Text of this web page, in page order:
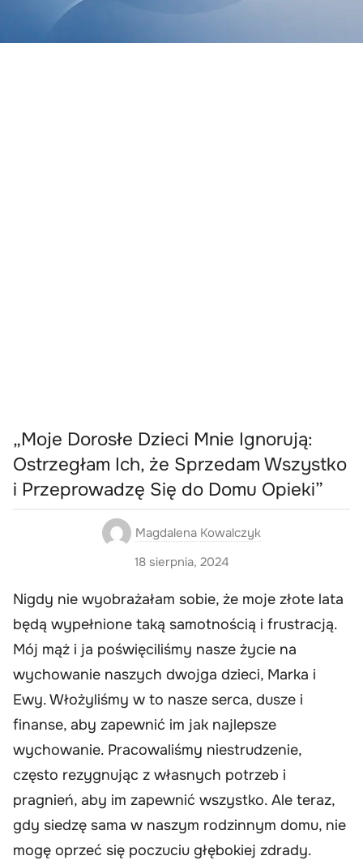
„Moje Dorosłe Dzieci Mnie Ignorują:
Ostrzegłam Ich, że Sprzedam Wszystko
i Przeprowadzę Się do Domu Opieki”
Magdalena Kowalczyk
18 sierpnia, 2024
Nigdy nie wyobrażałam sobie, że moje złote lata
będą wypełnione taką samotnością i frustracją.
Mój mąż i ja poświęciliśmy nasze życie na
wychowanie naszych dwojga dzieci, Marka i
Ewy. Włożyliśmy w to nasze serca, dusze i
finanse, aby zapewnić im jak najlepsze
wychowanie. Pracowaliśmy niestrudzenie,
często rezygnując z własnych potrzeb i
pragnień, aby im zapewnić wszystko. Ale teraz,
gdy siedzę sama w naszym rodzinnym domu, nie
mogę oprzeć się poczuciu głębokiej zdrady.